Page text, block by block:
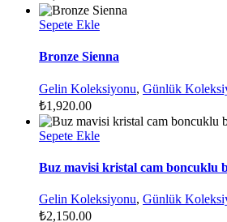
Sepete Ekle
Bronze Sienna
Gelin Koleksiyonu, Günlük
₺1,920.00
Sepete Ekle
Buz mavisi kristal cam boncuklu
Gelin Koleksiyonu, Günlük
₺2,150.00